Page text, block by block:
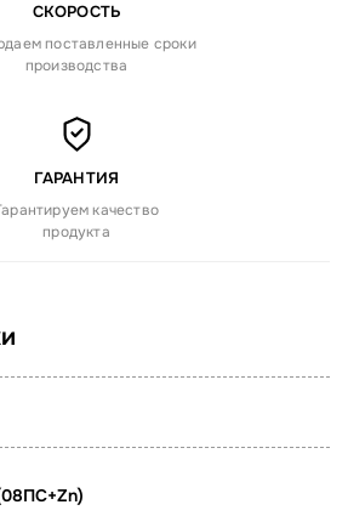
СКОРОСТЬ
поставленные сроки
производства
ГАРАНТИЯ
качество
продукта